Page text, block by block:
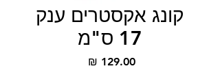
קונג אקסטרים ענק
17 ס"מ